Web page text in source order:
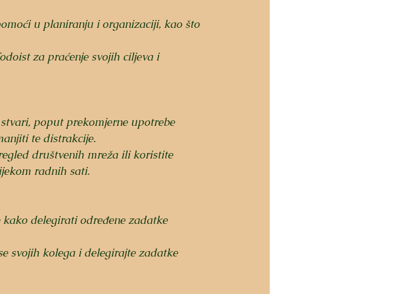
u planiranju i organizaciji, kao što
za praćenje svojih ciljeva i
poput prekomjerne upotrebe
te distrakcije.
društvenih mreža ili koristite
radnih sati.
delegirati određene zadatke
svojih kolega i delegirajte zadatke